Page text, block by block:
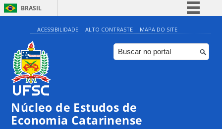
BRASIL
Simplifique!
Comunica BR
Participe
ACESSIBILIDADE ALTO CONTRASTE MAPA DO SITE
Núcleo de Estudos de
Economia Catarinense